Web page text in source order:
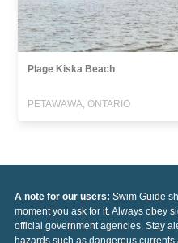
Plage Kiska Beach
PETAWAWA, ONTARIO
A note for our users: Swim Guide
moment you ask for it. Always obey
official government agencies. Stay
hazards such as dangerous currents